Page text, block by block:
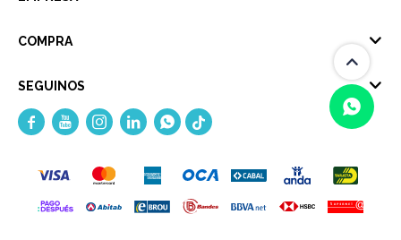
COMPRA
SEGUINOS
    